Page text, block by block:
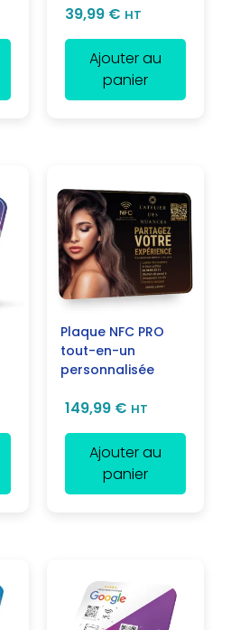
Note5.00
39,99 € HT
Ajouter au
panier
Plaque NFC PRO
tout-en-un
personnalisée
149,99 € HT
Ajouter au
panier